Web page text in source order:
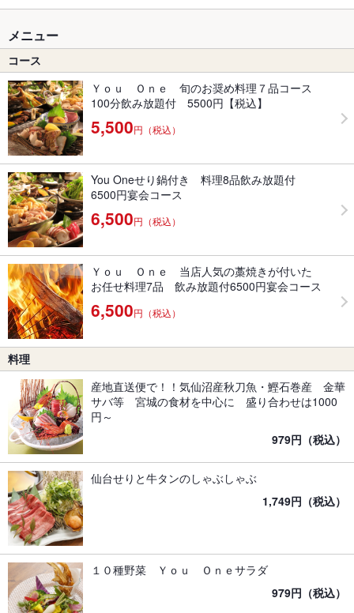
メニュー
コース
Ｙｏｕ Ｏｎｅ 旬のお奨め料理７品コース
100分飲み放題付 5500円【税込】
5,500円（税込）
You Oneせり鍋付き 料理8品飲み放題付
6500円宴会コース
6,500円（税込）
Ｙｏｕ Ｏｎｅ 当店人気の藁焼きが付いた
お任せ料理7品 飲み放題付6500円宴会コース
6,500円（税込）
料理
産地直送便で！！気仙沼産秋刀魚・鰹石巻産 金華
サバ等 宮城の食材を中心に 盛り合わせは1000
円～
979円（税込）
仙台せりと牛タンのしゃぶしゃぶ
1,749円（税込）
１０種野菜 Ｙｏｕ Ｏｎｅサラダ
979円（税込）